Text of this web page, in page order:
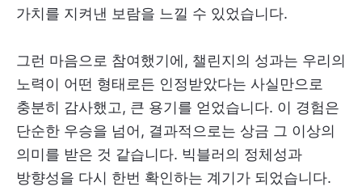
가치를 지켜낸 보람을 느낄 수 있었습니다.
그런 마음으로 참여했기에, 챌린지의 성과는 우리의
노력이 어떤 형태로든 인정받았다는 사실만으로
충분히 감사했고, 큰 용기를 얻었습니다. 이 경험은
단순한 우승을 넘어, 결과적으로는 상금 그 이상의
의미를 받은 것 같습니다. 빅블러의 정체성과
방향성을 다시 한번 확인하는 계기가 되었습니다.